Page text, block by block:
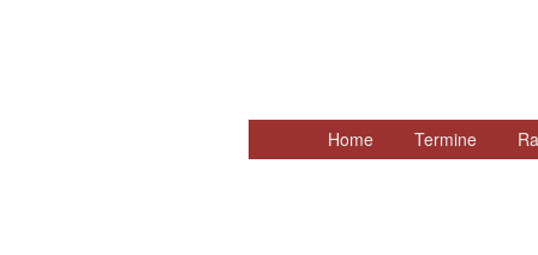
Zum
Home Termine